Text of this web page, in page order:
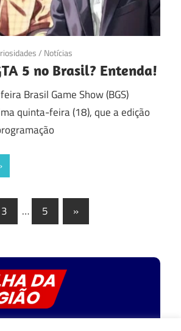
/ Notícias
5 no Brasil? Entenda!
Brasil Game Show (BGS)
quinta-feira (18), que a edição
3 … 5
Next
Posts
»